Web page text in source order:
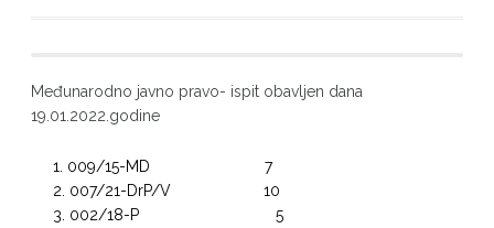
Međunarodno javno pravo- ispit obavljen dana
19.01.2022.godine
009/15-MD 7
007/21-DrP/V 10
002/18-P 5